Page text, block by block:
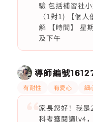
驗 包括補習社
（1對1) 【個
解 【時間】 星
及下午
導師編號
有耐性 有愛心 細
家長您好！我
科考獲閱讀lv4